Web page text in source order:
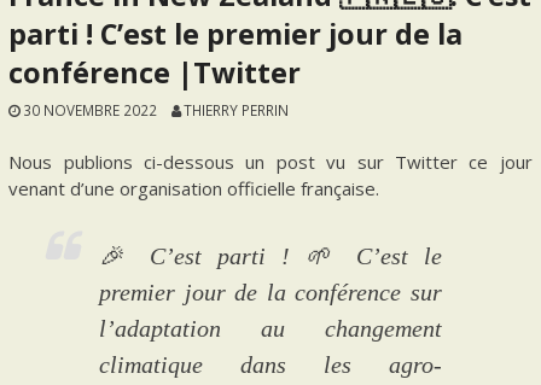
parti ! C’est le premier jour de la
conférence |Twitter
30 NOVEMBRE 2022 THIERRY PERRIN
Nous publions ci-dessous un post vu sur Twitter ce jour
venant d’une organisation officielle française.
🎉 C’est parti ! 🌱 C’est le
premier jour de la conférence sur
l’adaptation au changement
climatique dans les agro-